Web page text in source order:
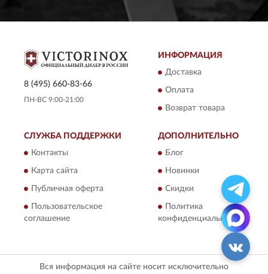
8 (495) 660-83-66
ПН-ВС 9:00-21:00
ИНФОРМАЦИЯ
Доставка
Оплата
Возврат товара
СЛУЖБА ПОДДЕРЖКИ
Контакты
Карта сайта
Публичная оферта
Пользовательское
соглашение
ДОПОЛНИТЕЛЬНО
Блог
Новинки
Скидки
Политика
конфиденциальности
Вся информация на сайте носит исключительно